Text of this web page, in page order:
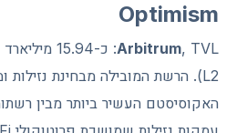
Optimism
Arbitrum
האקוסיסטם העשיר ביותר מבין